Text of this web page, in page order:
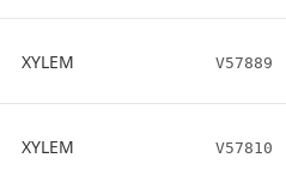
XYLEM V57889
XYLEM V57810